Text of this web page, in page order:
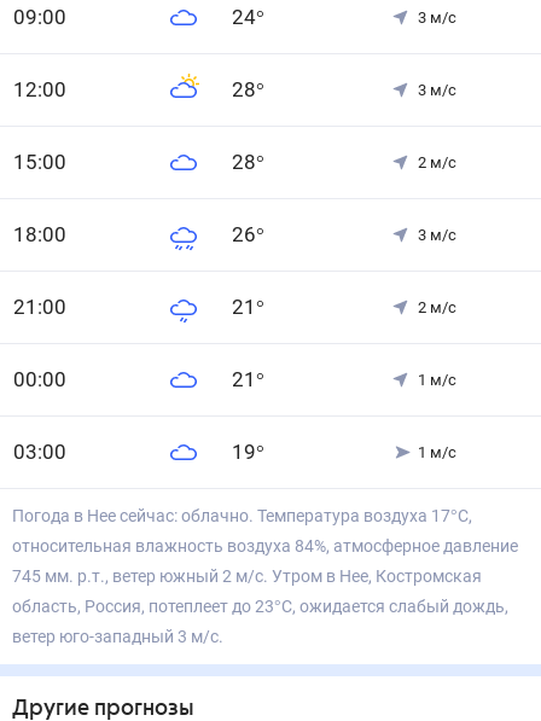
09:00 24° 3 м/с
12:00 28° 3 м/с
15:00 28° 2 м/с
18:00 26° 3 м/с
21 :00 21 ° 2 м/с
00:00 21 ° 1 м/с
03:00 19° 1 м/с
Погода в Нее сейчас: облачно. Температура воздуха 17°С,
относительная влажность воздуха 84%, атмосферное давление
745 мм. р.т., ветер южный 2 м/с. Утром в Нее, Костромская
область, Россия, потеплеет до 23°С, ожидается слабый дождь,
ветер юго-западный 3 м/с.
Другие прогнозы